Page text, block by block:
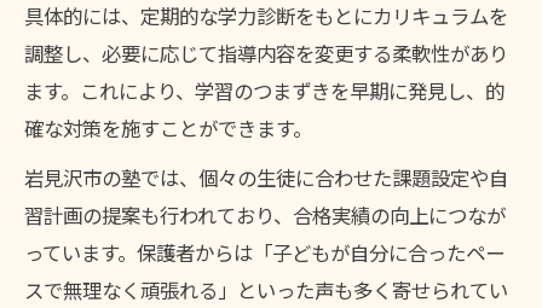
具体的には、定期的な学力診断をもとにカリキュラムを
調整し、必要に応じて指導内容を変更する柔軟性があり
ます。これにより、学習のつまずきを早期に発見し、的
確な対策を施すことができます。
岩見沢市の塾では、個々の生徒に合わせた課題設定や自
習計画の提案も行われており、合格実績の向上につなが
っています。保護者からは「子どもが自分に合ったペー
スで無理なく頑張れる」といった声も多く寄せられてい